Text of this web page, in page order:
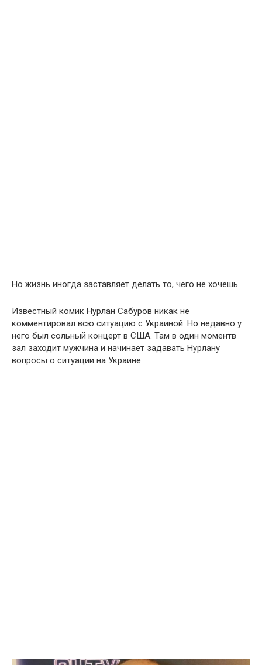
Но жизнь иногда заставляет делать то, чего не хочешь.
Известный комик Нурлан Сабуров никак не
комментировал всю ситуацию с Украиной. Но недавно у
него был сольный концерт в США. Там в один моментв
зал заходит мужчина и начинает задавать Нурлану
вопросы о ситуации на Украине.